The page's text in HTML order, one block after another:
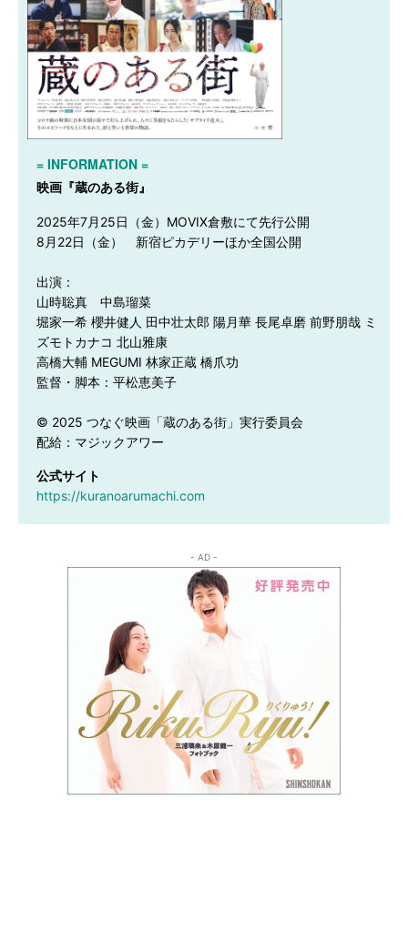
= INFORMATION =
映画『蔵のある街』
2025年7月25日（金）MOVIX倉敷にて先行公開
8月22日（金）　新宿ピカデリーほか全国公開
出演：
山時聡真　中島瑠菜
堀家一希 櫻井健人 田中壮太郎 陽月華 長尾卓磨 前野朋哉 ミ
ズモトカナコ 北山雅康
高橋大輔 MEGUMI 林家正蔵 橋爪功
監督・脚本：平松恵美子
© 2025 つなぐ映画「蔵のある街」実行委員会
配給：マジックアワー
公式サイト
https://kuranoarumachi.com
- AD -